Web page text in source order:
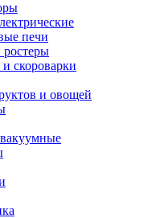
печи
скороварки
и овощей